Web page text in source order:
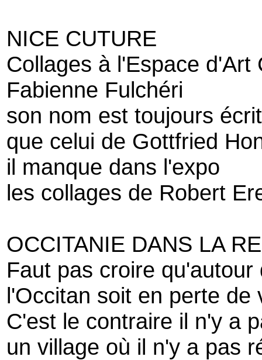
NICE CUTURE
Collages à l'Espace d'Art
Fabienne Fulchéri
son nom est toujours
que celui de Gottfried
il manque dans l'expo
les collages de Robert
OCCITANIE DANS LA
Faut pas croire qu'autour
l'Occitan soit en perte de
C'est le contraire il n'y a
un village où il n'y a pas